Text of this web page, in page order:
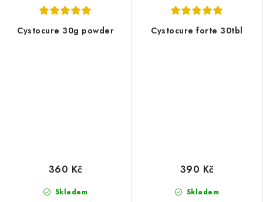
Cystocure 30g powder
Skladem
360 Kč
Cystocure forte 30tbl
Skladem
390 Kč